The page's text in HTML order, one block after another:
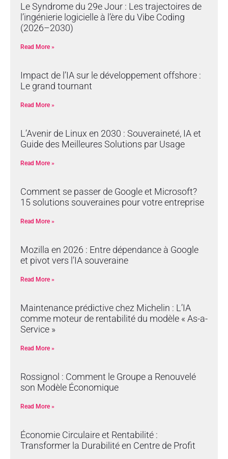
Le Syndrome du 29e Jour : Les trajectoires de
l’ingénierie logicielle à l’ère du Vibe Coding
(2026–2030)
Read More »
Impact de l’IA sur le développement offshore :
Le grand tournant
Read More »
L’Avenir de Linux en 2030 : Souveraineté, IA et
Guide des Meilleures Solutions par Usage
Read More »
Comment se passer de Google et Microsoft?
15 solutions souveraines pour votre entreprise
Read More »
Mozilla en 2026 : Entre dépendance à Google
et pivot vers l’IA souveraine
Read More »
Maintenance prédictive chez Michelin : L’IA
comme moteur de rentabilité du modèle « As-a-
Service »
Read More »
Rossignol : Comment le Groupe a Renouvelé
son Modèle Économique
Read More »
Économie Circulaire et Rentabilité :
Transformer la Durabilité en Centre de Profit